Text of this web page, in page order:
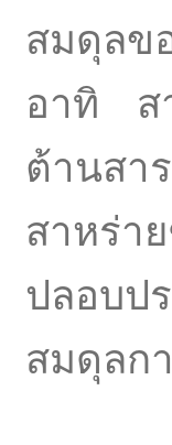
สมดุลข
อาทิ ส
ต้านสา
สาหร่า
ปลอบป
สมดุลก